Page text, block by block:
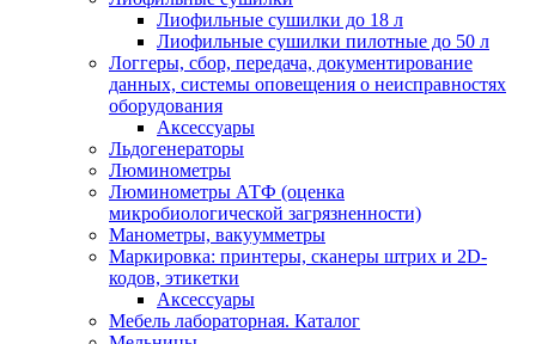
Лиофильные сушилки до 18 л
Лиофильные сушилки пилотные до 50 л
Логгеры, сбор, передача, документирование
данных, системы оповещения о неисправностях
оборудования
Аксессуары
Льдогенераторы
Люминометры
Люминометры АТФ (оценка
микробиологической загрязненности)
Манометры, вакуумметры
Маркировка: принтеры, сканеры штрих и 2D-
кодов, этикетки
Аксессуары
Мебель лабораторная. Каталог